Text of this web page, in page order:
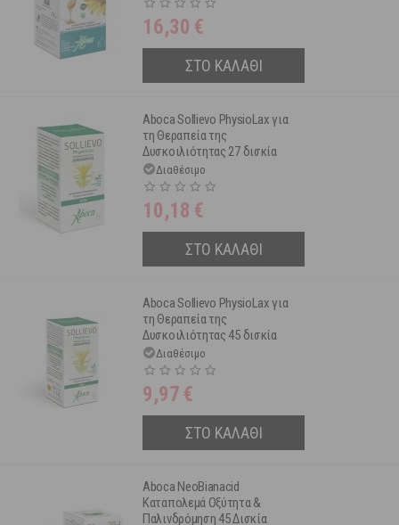
16,30 €
ΣΤΟ ΚΑΛΑΘΙ
Aboca Sollievo PhysioLax για
τη Θεραπεία της
Δυσκοιλιότητας 27 δισκία
Διαθέσιμο
10,18 €
ΣΤΟ ΚΑΛΑΘΙ
Aboca Sollievo PhysioLax για
τη Θεραπεία της
Δυσκοιλιότητας 45 δισκία
Διαθέσιμο
9,97 €
ΣΤΟ ΚΑΛΑΘΙ
Aboca NeoBianacid
Καταπολεμά Οξύτητα &
Παλινδρόμηση 45 Δισκία